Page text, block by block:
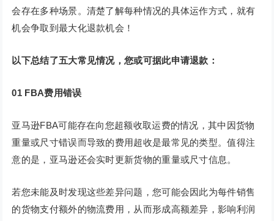
会存在多种场景。清楚了解每种情况的具体运作方式，就有
机会争取到最大化退款机会！
以下总结了五大常见情况，您或可据此申请退款：
01 FBA费用错误
亚马逊FBA可能存在向您超额收取运费的情况，其中因货物
重量或尺寸错误而导致的费用超收是最常见的类型。值得注
意的是，亚马逊还会实时更新货物的重量或尺寸信息。
若您未能及时发现这些差异问题，您可能会因此为每件销售
的货物支付额外的物流费用，从而形成高额差异，影响利润